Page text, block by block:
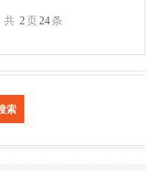
共 2 页 24 条